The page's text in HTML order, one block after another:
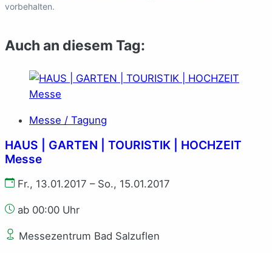
vorbehalten.
Auch an diesem Tag:
Messe / Tagung
HAUS | GARTEN | TOURISTIK | HOCHZEIT
Messe
Fr., 13.01.2017 – So., 15.01.2017
ab 00:00 Uhr
Messezentrum Bad Salzuflen